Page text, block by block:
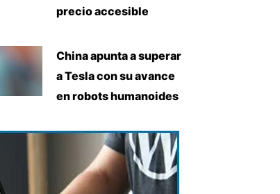
precio accesible
China apunta a superar
a Tesla con su avance
en robots humanoides